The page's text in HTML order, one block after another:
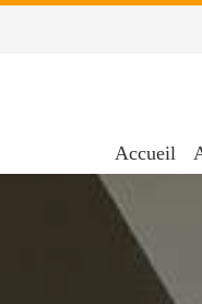
Accueil